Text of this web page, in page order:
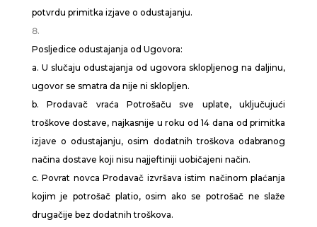
potvrdu primitka izjave o odustajanju.
Posljedice odustajanja od Ugovora:
a. U slučaju odustajanja od ugovora sklopljenog na daljinu,
ugovor se smatra da nije ni sklopljen.
b. Prodavač vraća Potrošaču sve uplate, uključujući
troškove dostave, najkasnije u roku od 14 dana od primitka
izjave o odustajanju, osim dodatnih troškova odabranog
načina dostave koji nisu najjeftiniji uobičajeni način.
c. Povrat novca Prodavač izvršava istim načinom plaćanja
kojim je potrošač platio, osim ako se potrošač ne slaže
drugačije bez dodatnih troškova.